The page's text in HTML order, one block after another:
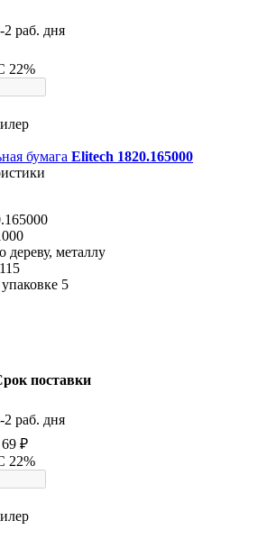
2 раб. дня
22%
бумага Elitech 1820.165000
дереву, металлу
5
поставки
2 раб. дня
69 ₽
22%